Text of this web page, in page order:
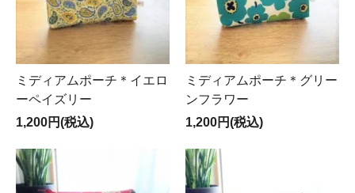
ミディアムポーチ＊イエロ
ーペイズリー
1,200円(税込)
ミディアムポーチ＊グリー
ンフラワー
1,200円(税込)